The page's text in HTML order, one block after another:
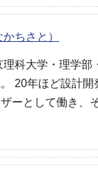
ちさと）
理科大学・理学
20年ほど設計
ーとして働き、